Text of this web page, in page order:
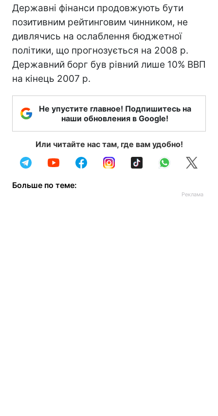
Державні фінанси продовжують бути
позитивним рейтинговим чинником, не
дивлячись на ослаблення бюджетної
політики, що прогнозується на 2008 р.
Державний борг був рівний лише 10% ВВП
на кінець 2007 р.
Не упустите главное! Подпишитесь на
наши обновления в Google!
Или читайте нас там, где вам удобно!
Больше по теме: